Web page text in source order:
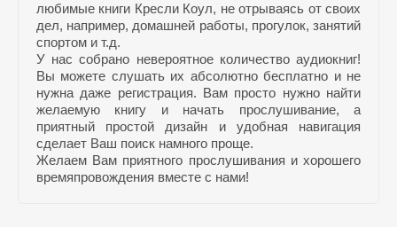
любимые книги Кресли Коул, не отрываясь от своих
дел, например, домашней работы, прогулок, занятий
спортом и т.д.
У нас собрано невероятное количество аудиокниг!
Вы можете слушать их абсолютно бесплатно и не
нужна даже регистрация. Вам просто нужно найти
желаемую книгу и начать прослушивание, а
приятный простой дизайн и удобная навигация
сделает Ваш поиск намного проще.
Желаем Вам приятного прослушивания и хорошего
времяпровождения вместе с нами!